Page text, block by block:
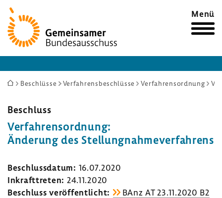
Zur
Startseite
Menü
Sie
hier:
Beschlüsse Verfahrensbeschlüsse Verfahrensordnung
Beschluss
Verfah­rens­ord­nung:
Ände­rung des Stel­lung­nah­me­ver­fah­rens
Beschluss­datum: 16.07.2020
Inkraft­treten: 24.11.2020
Beschluss veröf­fent­licht:
BAnz AT 23.11.2020 B2